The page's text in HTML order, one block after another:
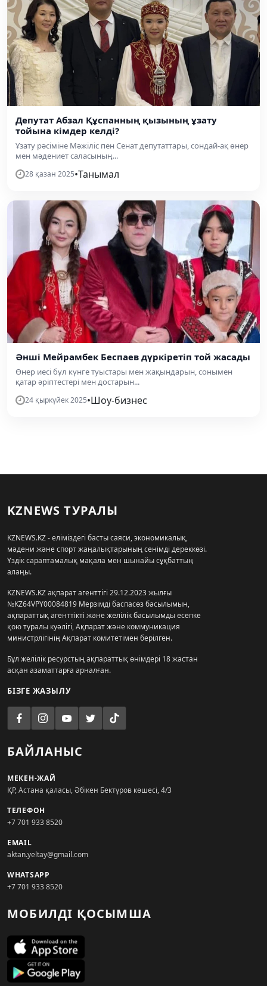
Депутат Абзал Құспанның қызының ұзату
тойына кімдер келді?
Ұзату рәсіміне Мәжіліс пен Сенат депутаттары, сондай-ақ өнер
мен мәдениет саласының...
28 қазан 2025•Танымал
Әнші Мейрамбек Беспаев дүркіретіп той жасады
Өнер иесі бұл күнге туыстары мен жақындарын, сонымен
қатар әріптестері мен достарын...
24 қыркүйек 2025•Шоу-бизнес
KZNEWS ТУРАЛЫ
KZNEWS.KZ - еліміздегі басты саяси, экономикалық,
мәдени және спорт жаңалықтарының сенімді дереккөзі.
Үздік сараптамалық мақала мен шынайы сұқбаттың
алаңы.
KZNEWS.KZ ақпарат агенттігі 29.12.2023 жылғы
№KZ64VPY00084819 Мерзімді баспасөз басылымын,
ақпараттық агенттікті және желілік басылымды есепке
қою туралы куәлігі, Ақпарат және коммуникация
министрлігінің Ақпарат комитетімен берілген.
Бұл желілік ресурстың ақпараттық өнімдері 18 жастан
асқан азаматтарға арналған.
БІЗГЕ ЖАЗЫЛУ
БАЙЛАНЫС
МЕКЕН-ЖАЙ
ҚР, Астана қаласы, Әбікен Бектұров көшесі, 4/3
ТЕЛЕФОН
+7 701 933 8520
EMAIL
aktan.yeltay@gmail.com
WHATSAPP
+7 701 933 8520
МОБИЛДІ ҚОСЫМША